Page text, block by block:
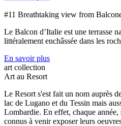
#11 Breathtaking view from
Le Balcon d’Italie est une terrasse
littéralement enchâssée dans les
En savoir plus
art collection
Art au Resort
Le Resort s'est fait un nom auprès
lac de Lugano et du Tessin mais
Lombardie. En effet, chaque année,
connus à venir exposer leurs